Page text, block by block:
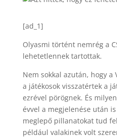
[ad_1]
Olyasmi történt nemrég a
lehetetlennek tartottak.
Nem sokkal azután, hogy a
a játékosok visszatértek a
ezrével pörögnek. És
évvel a megjelenése után
meglepő pillanatokat tud
például valakinek volt